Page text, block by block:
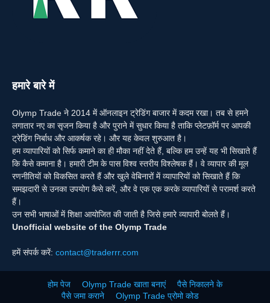
हमारे बारे में
Olymp Trade ने 2014 में ऑनलाइन ट्रेडिंग बाजार में कदम रखा। तब से हमने
लगातार नए का सृजन किया है और पुराने में सुधार किया है ताकि प्लेटफ़ॉर्म पर आपकी
ट्रेडिंग निर्बाध और आकर्षक रहे। और यह केवल शुरुआत है।
हम व्यापारियों को सिर्फ कमाने का ही मौका नहीं देते हैं, बल्कि हम उन्हें यह भी सिखाते हैं
कि कैसे कमाना है। हमारी टीम के पास विश्व स्तरीय विश्लेषक हैं। वे व्यापार की मूल
रणनीतियों को विकसित करते हैं और खुले वेबिनारों में व्यापारियों को सिखाते हैं कि
समझदारी से उनका उपयोग कैसे करें, और वे एक एक करके व्यापारियों से परामर्श करते
हैं।
उन सभी भाषाओं में शिक्षा आयोजित की जाती है जिसे हमारे व्यापारी बोलते हैं।
Unofficial website of the Olymp Trade
हमें संपर्क करें: contact@traderrr.com
होम पेज Olymp Trade खाता बनाएं
पैसे निकालने के
पैसे जमा कराने
Olymp Trade प्रोमो कोड